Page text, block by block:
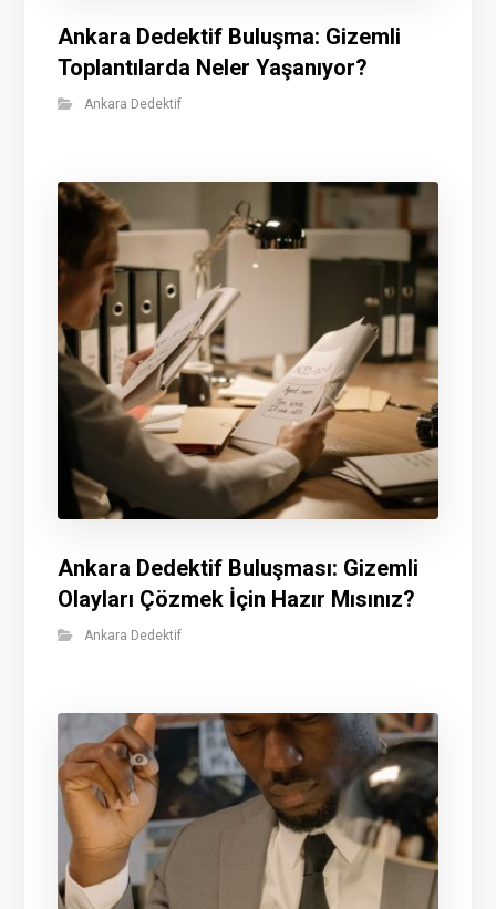
Ankara Dedektif Buluşma: Gizemli
Toplantılarda Neler Yaşanıyor?
Ankara Dedektif
Ankara Dedektif Buluşması: Gizemli
Olayları Çözmek İçin Hazır Mısınız?
Ankara Dedektif